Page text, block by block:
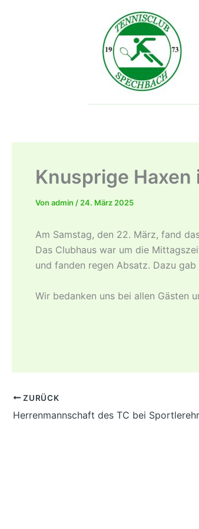
Knusprige Haxen
Von admin / 24. März 2025
Am Samstag, den 22. März, fand
Das Clubhaus war um die
und fanden regen Absatz. Dazu
Wir bedanken uns bei allen Gästen
ZURÜCK
Herrenmannschaft des TC bei